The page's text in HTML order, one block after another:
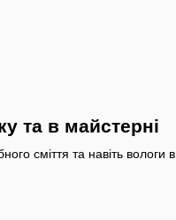
та в майстерні
сміття та навіть вологи